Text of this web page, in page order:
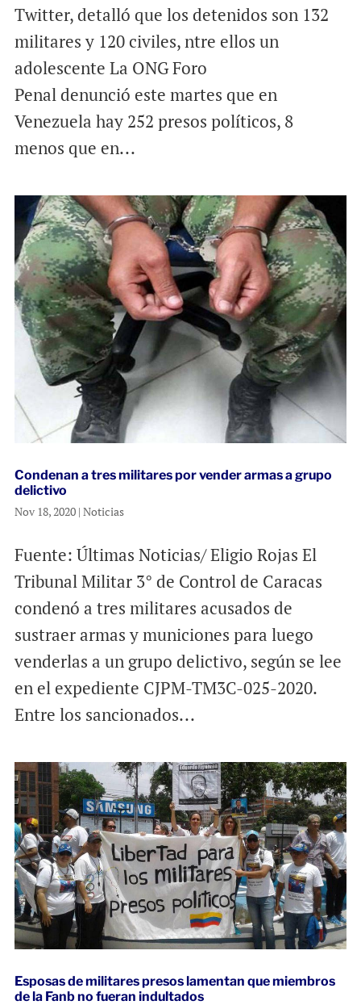
Twitter, detalló que los detenidos son 132
militares y 120 civiles, ntre ellos un
adolescente La ONG Foro
Penal denunció este martes que en
Venezuela hay 252 presos políticos, 8
menos que en...
Condenan a tres militares por vender armas a grupo
delictivo
Nov 18, 2020| Noticias
Fuente: Últimas Noticias/ Eligio Rojas El
Tribunal Militar 3° de Control de Caracas
condenó a tres militares acusados de
sustraer armas y municiones para luego
venderlas a un grupo delictivo, según se lee
en el expediente CJPM-TM3C-025-2020.
Entre los sancionados...
Esposas de militares presos lamentan que miembros
de la Fanb no fueran indultados